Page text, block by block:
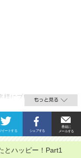
様にプレゼント
とハッピー！Part1